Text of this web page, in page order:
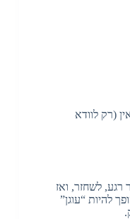
(רק לוודא
רגע, לשחזר, ואז
להיות “עוגן”